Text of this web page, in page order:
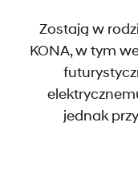
Zostają w
KONA, w tym
jednak